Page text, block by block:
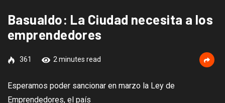
Basualdo: La Ciudad necesita a los
emprendedores
361 2 minutes read
Esperamos poder sancionar en marzo la Ley de
Emprendedores, el país